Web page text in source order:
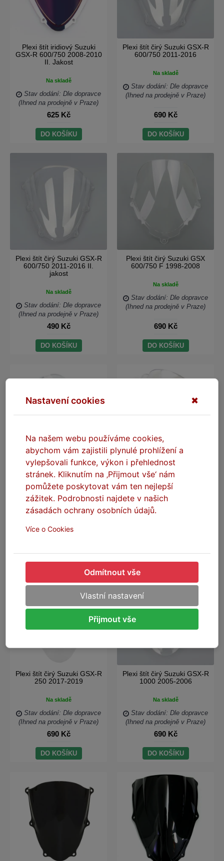
Plexi štít iridiový Suzuki
GSX-R 600/750 2008-2010
II. Jakost
Na skladě
Stav dodání: Dle dopravce
(Ihned na prodejně v Praze)
625 Kč
DO KOŠÍKU
Plexi štít čirý Suzuki GSX-R
600/750 2011-2016
Na skladě
Stav dodání: Dle dopravce
(Ihned na prodejně v Praze)
690 Kč
DO KOŠÍKU
Plexi štít čirý Suzuki GSX-R
600/750 2011-2016 II.
jakost
Na skladě
Stav dodání: Dle dopravce
(Ihned na prodejně v Praze)
490 Kč
DO KOŠÍKU
Plexi štít čirý Suzuki GSX
600/750 F 1998-2008
Na skladě
Stav dodání: Dle dopravce
(Ihned na prodejně v Praze)
690 Kč
DO KOŠÍKU
Plexi štít čirý Suzuki GSX-R
1000 2017-2018
Na skladě
Stav dodání: Dle dopravce
690 Kč
Plexi štít čirý Suzuki GSX-R
1300 1999-2007
Na skladě
Stav dodání: Dle dopravce
Plexi štít čirý Suzuki GSX-R
250 2017-2019
Na skladě
Stav dodání: Dle dopravce
(Ihned na prodejně v Praze)
690 Kč
DO KOŠÍKU
Plexi štít čirý Suzuki GSX-R
1000 2005-2006
Na skladě
Stav dodání: Dle dopravce
(Ihned na prodejně v Praze)
690 Kč
DO KOŠÍKU
Nastavení cookies ✖
Na našem webu používáme cookies,
abychom vám zajistili plynulé prohlížení a
vylepšovali funkce, výkon i přehlednost
stránek. Kliknutím na ‚Přijmout vše‘ nám
pomůžete poskytovat vám ten nejlepší
zážitek. Podrobnosti najdete v našich
zásadách ochrany osobních údajů.
Více o Cookies
Odmítnout vše
Vlastní nastavení
Přijmout vše